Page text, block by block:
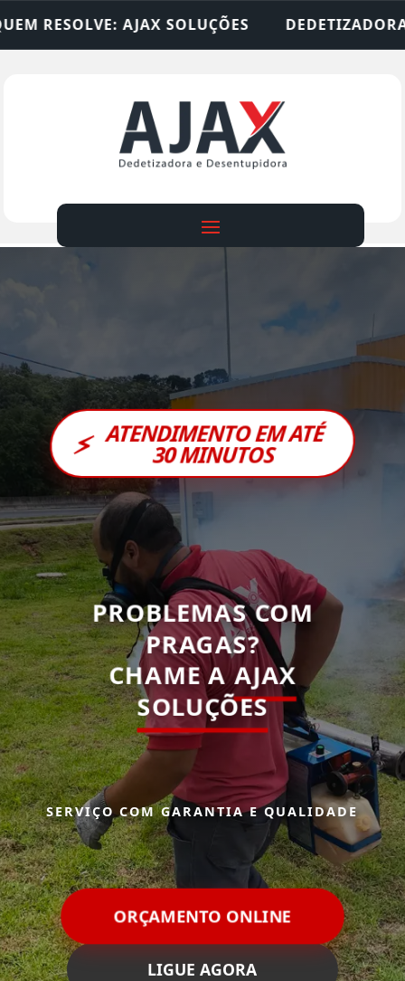
DEDETIZADORA • DESENTUPIDORA •
⚡ ATENDIMENTO EM ATÉ
30 MINUTOS
PROBLEMAS COM
PRAGAS?
CHAME AAJAX
SOLUÇÕES
SERVIÇO COM GARANTIA E QUALIDADE
ORÇAMENTO ONLINE
LIGUE AGORA